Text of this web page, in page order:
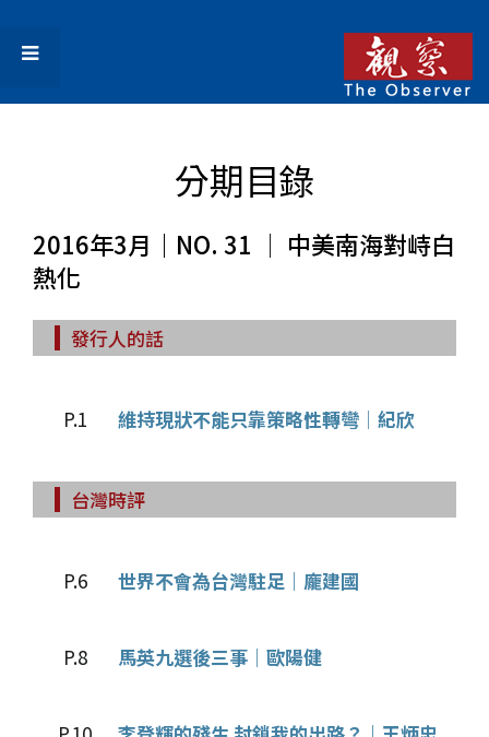
分期目錄
2016年3月｜NO. 31 │ 中美南海對峙白
熱化
發行人的話
P.1 維持現狀不能只靠策略性轉彎│紀欣
台灣時評
P.6 世界不會為台灣駐足｜龐建國
P.8 馬英九選後三事｜歐陽健